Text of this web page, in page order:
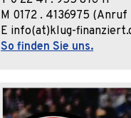
M 0172 . 4136975 (Anruf
E info(at)klug-
So finden Sie uns.